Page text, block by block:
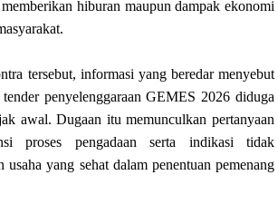
hiburan maupun dampak ekonomi
tersebut, informasi yang beredar menyebut
tender penyelenggaraan GEMES 2026 diduga
awal. Dugaan itu memunculkan pertanyaan
proses pengadaan serta indikasi tidak
usaha yang sehat dalam penentuan pemenang